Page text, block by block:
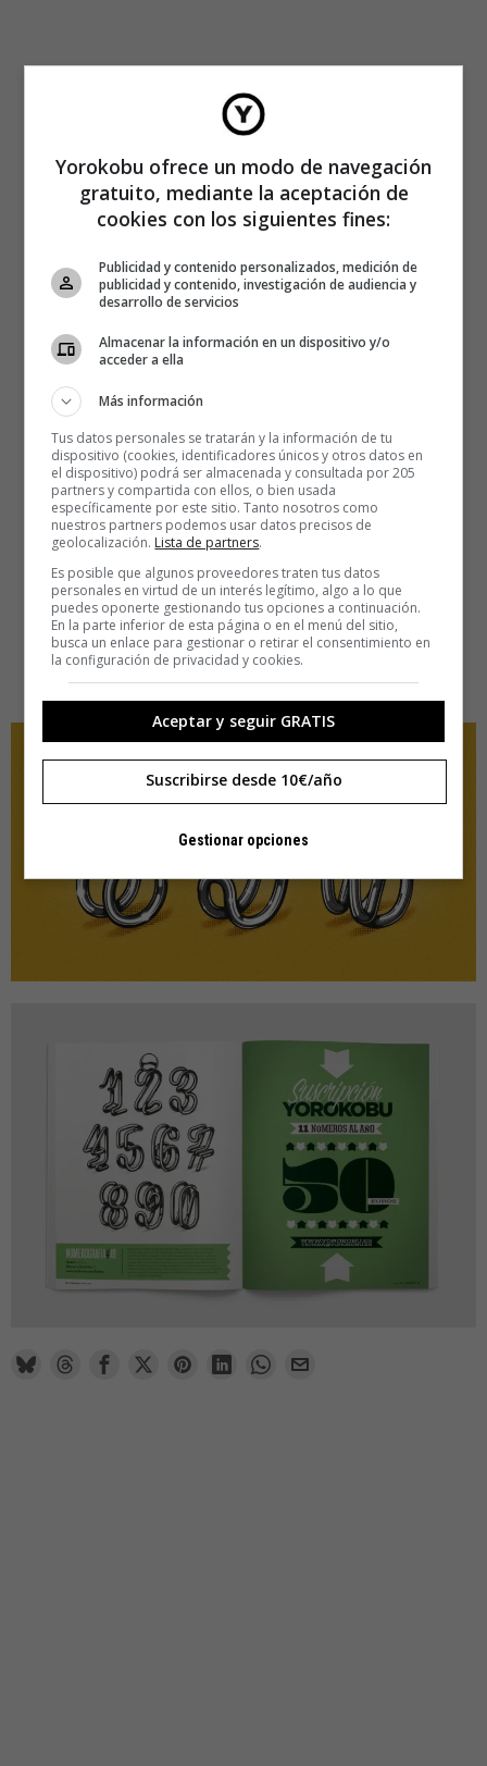
Yorokobu ofrece un modo de navegación
gratuito, mediante la aceptación de
cookies con los siguientes fines:
Publicidad y contenido personalizados, medición de
publicidad y contenido, investigación de audiencia y
desarrollo de servicios
Almacenar la información en un dispositivo y/o
acceder a ella
Más información
Tus datos personales se tratarán y la información de tu
dispositivo (cookies, identificadores únicos y otros datos en
el dispositivo) podrá ser almacenada y consultada por 205
partners y compartida con ellos, o bien usada
específicamente por este sitio. Tanto nosotros como
nuestros partners podemos usar datos precisos de
geolocalización. Lista de partners.
Es posible que algunos proveedores traten tus datos
personales en virtud de un interés legítimo, algo a lo que
puedes oponerte gestionando tus opciones a continuación.
En la parte inferior de esta página o en el menú del sitio,
busca un enlace para gestionar o retirar el consentimiento en
la configuración de privacidad y cookies.
Aceptar y seguir GRATIS
Suscribirse desde 10€/año
Gestionar opciones